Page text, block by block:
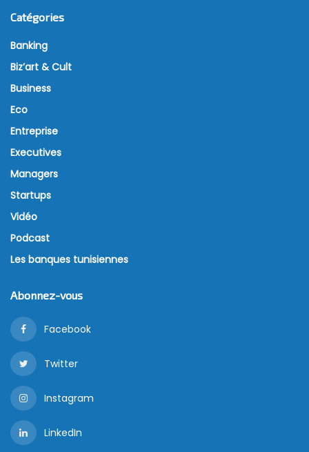
Catégories
Banking
Biz’art & Cult
Business
Eco
Entreprise
Executives
Managers
Startups
Vidéo
Podcast
Les banques tunisiennes
Abonnez-vous
Facebook
Twitter
Instagram
LinkedIn